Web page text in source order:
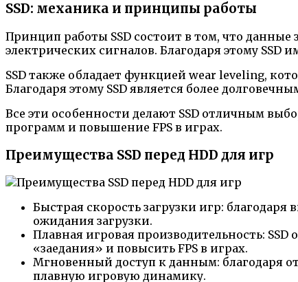
SSD: механика и принципы работы
Принцип работы SSD состоит в том, что
электрических сигналов. Благодаря этому
SSD также обладает функцией wear leveling,
Благодаря этому SSD является более
Все эти особенности делают SSD отличным
программ и повышение FPS в играх.
Преимущества SSD перед HDD для игр
Быстрая скорость загрузки игр:
ожидания загрузки.
Плавная игровая производительность:
«заедания» и повысить FPS в играх.
Мгновенный доступ к данным: благодаря
плавную игровую динамику.